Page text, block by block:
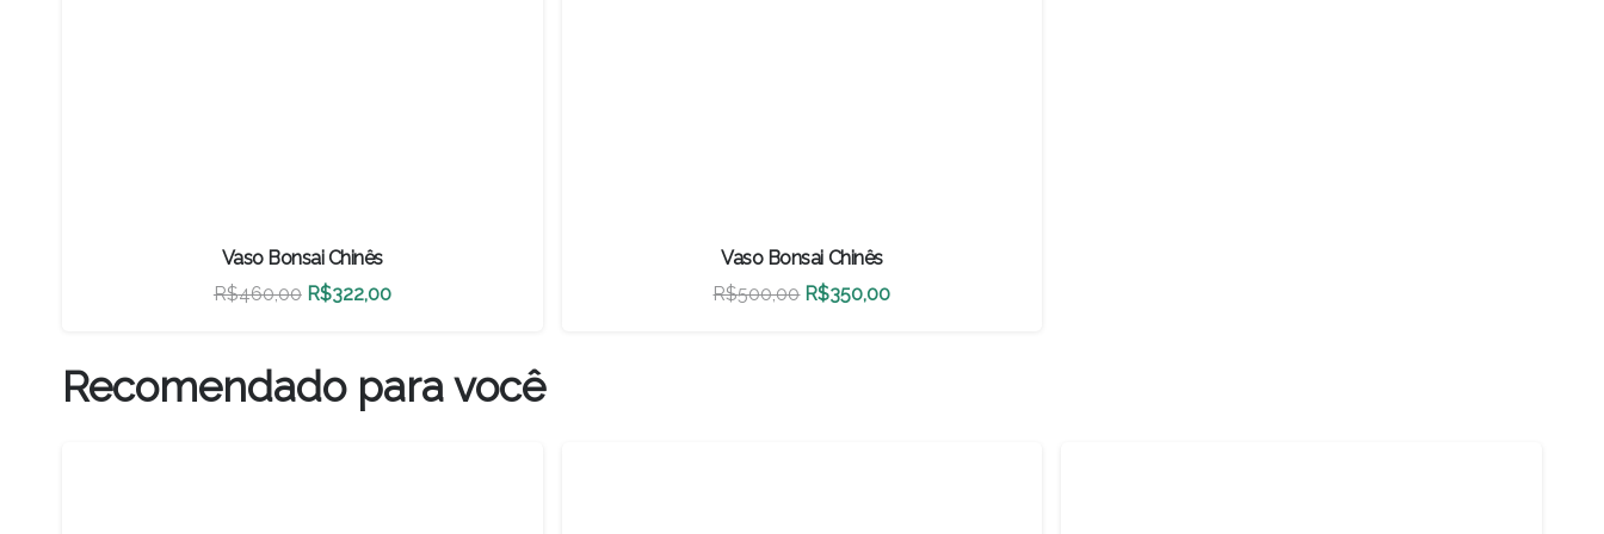
Vaso Bonsai Chinês
R$460,00 O
original
era:
R$322,00O
é:
Vaso Bonsai Chinês
R$500,00 O
R$350,00O
Recomendado para você